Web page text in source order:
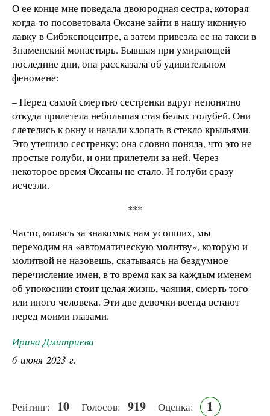
О ее конце мне поведала двоюродная сестра, которая
когда-то посоветовала Оксане зайти в нашу иконную
лавку в Сибэкспоцентре, а затем привезла ее на такси в
Знаменский монастырь. Бывшая при умирающей
последние дни, она рассказала об удивительном
феномене:
– Перед самой смертью сестренки вдруг непонятно
откуда прилетела небольшая стая белых голубей. Они
слетелись к окну и начали хлопать в стекло крыльями.
Это утешило сестренку: она словно поняла, что это не
простые голуби, и они прилетели за ней. Через
некоторое время Оксаны не стало. И голуби сразу
исчезли.
***
Часто, молясь за знакомых нам усопших, мы
переходим на «автоматическую молитву», которую и
молитвой не назовешь, скатываясь на бездумное
перечисление имен, в то время как за каждым именем
об упокоении стоит целая жизнь, чаяния, смерть того
или иного человека. Эти две девочки всегда встают
перед моими глазами.
Ирина Дмитриева
6 июня 2023 г.
Рейтинг: 10 Голосов: 919 Оценка: 1